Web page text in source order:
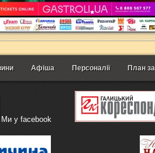
Афіша Персоналії План
Ми у facebook